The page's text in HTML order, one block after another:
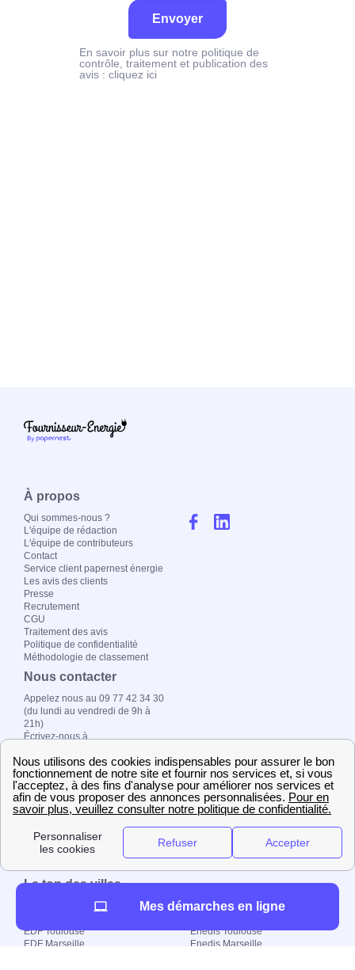
Envoyer
En savoir plus sur notre politique de
contrôle, traitement et publication des
avis : cliquez ici
Le top des villes
EDF Toulouse
EDF Marseille
Enedis Bordeaux
Enedis Toulouse
Enedis Marseille
À propos
Qui sommes-nous ?
L'équipe de rédaction
L'équipe de contributeurs
Contact
Service client papernest énergie
Les avis des clients
Presse
Recrutement
CGU
Traitement des avis
Politique de confidentialité
Méthodologie de classement
Nous contacter
Appelez nous au 09 77 42 34 30
(du lundi au vendredi de 9h à
21h)
Écrivez-nous à
Adresse postale : 157 boulevard
MacDonald, 75019 Paris
Copyright ©
fournisseur-
energie.com 2026 –
Tous droits réservés
Mes démarches en ligne